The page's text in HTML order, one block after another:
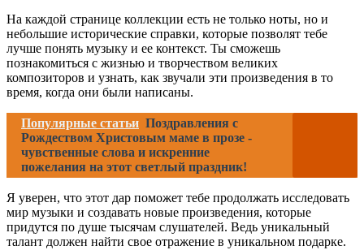
На каждой странице коллекции есть не только ноты, но и
небольшие исторические справки, которые позволят тебе
лучше понять музыку и ее контекст. Ты сможешь
познакомиться с жизнью и творчеством великих
композиторов и узнать, как звучали эти произведения в то
время, когда они были написаны.
Популярные статьи Поздравления с
Рождеством Христовым маме в прозе -
чувственные слова и искренние
пожелания на этот светлый праздник!
Я уверен, что этот дар поможет тебе продолжать исследовать
мир музыки и создавать новые произведения, которые
придутся по душе тысячам слушателей. Ведь уникальный
талант должен найти свое отражение в уникальном подарке.